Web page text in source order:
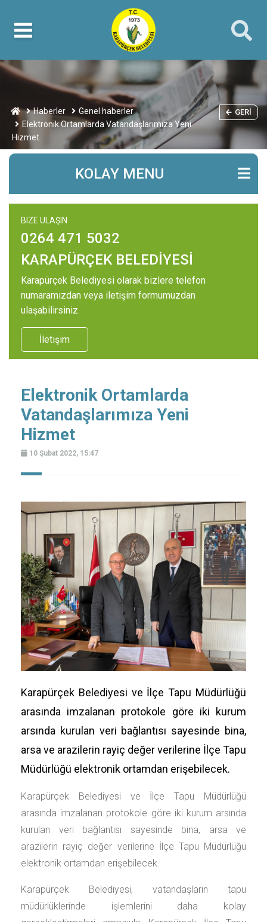
Haberler
Genel haberler
Elektronik Ortamlarda Vatandaşlarımıza Yeni
Hizmet
GERI
KOLAY MENU
BIZE ULAŞIN
0264 471 5032
KARAPÜRÇEK BELEDİYESİ
Karapürçek Belediyesi olarak bizlere telefon
numaramızdan veya iletişim formumuzdan
ulaşabilirsiniz.
İletişim
Elektronik Ortamlarda
Vatandaşlarımıza Yeni
Hizmet
10 Şubat 2022, 15:47
Karapürçek Belediyesi ve İlçe Tapu Müdürlüğü
arasında imzalanan protokole göre iki kurum
arsında kurulan veri bağlantısı sayesinde bina,
arsa ve arazilerin rayiç değer verilerine İlçe Tapu
Müdürlüğü elektronik ortamdan erişebilecek.
Karapürçek Belediyesi ve İlçe Tapu Müdürlüğü
arasında imzalanan protokole göre iki kurum arsında
kurulan veri bağlantısı sayesinde bina, arsa ve
arazilerin rayiç değer verilerine İlçe Tapu Müdürlüğü
elektronik ortamdan erişebilecek.
Karapürçek Belediyesi, vatandaşların tapu
müdürlüklerinde işlemlerini daha kolay